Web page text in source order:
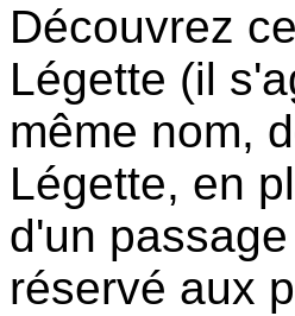
Découvrez
Légette (il
même nom,
Légette, en
d'un
réservé aux